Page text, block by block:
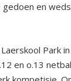
en
Park
en o.13